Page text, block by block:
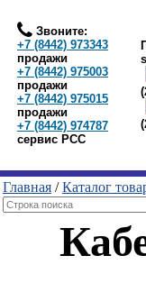
Звоните:
+7 (8442) 973343
продажи
+7 (8442) 975003
продажи
+7 (8442) 975015
продажи
+7 (8442) 974787
сервис РСС
Главная /Каталог